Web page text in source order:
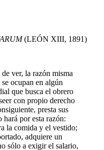
(LEÓN XIII, 1891)
ver, la razón misma
ocupan en algún
que busca el obrero
con propio derecho
presta sus
por esta razón:
la comida y el vestido;
adquiere un
sólo a exigir el salario,